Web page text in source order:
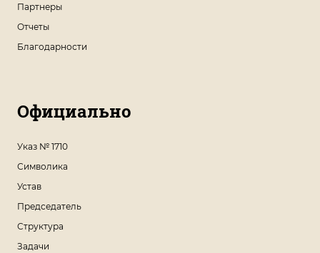
Партнеры
Отчеты
Благодарности
Официально
Указ № 1710
Символика
Устав
Председатель
Структура
Задачи